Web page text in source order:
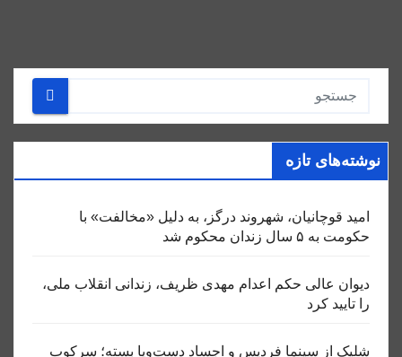
نوشته‌های تازه
امید قوچانیان، شهروند درگز، به دلیل «مخالفت» با
حکومت به ۵ سال زندان محکوم شد
دیوان عالی حکم اعدام مهدی ظریف، زندانی انقلاب ملی،
را تایید کرد
شلیک از سینما فردیس و اجساد دست‌وپا بسته؛ سرکوب